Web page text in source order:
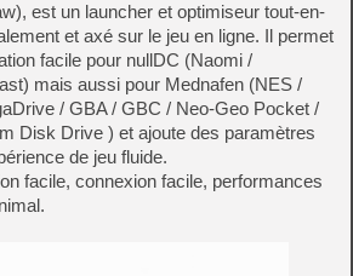
est un launcher et optimiseur tout-en-
et axé sur le jeu en ligne. Il permet
facile pour nullDC (Naomi /
mais aussi pour Mednafen (NES /
/ GBA / GBC / Neo-Geo Pocket /
Disk Drive ) et ajoute des paramètres
de jeu fluide.
facile, connexion facile, performances